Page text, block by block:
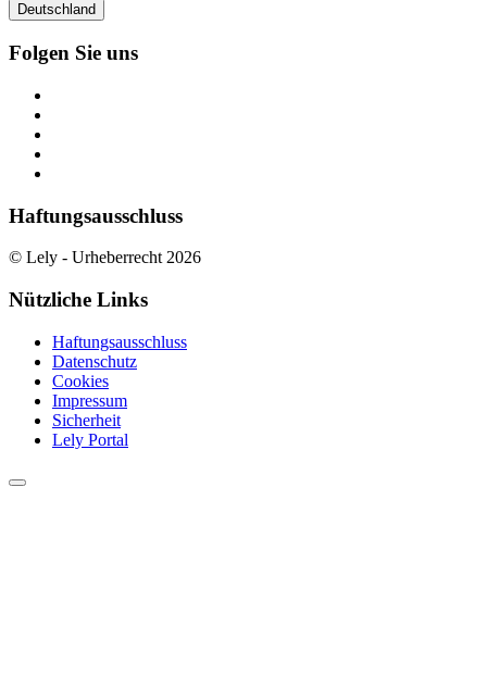
Deutschland
Folgen Sie uns
Haftungsausschluss
© Lely - Urheberrecht 2026
Nützliche Links
Haftungsausschluss
Datenschutz
Cookies
Impressum
Sicherheit
Lely Portal